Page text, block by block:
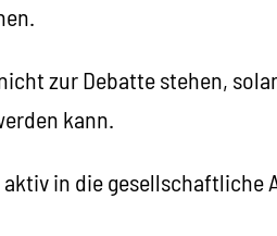
zur Debatte stehen,
kann.
in die gesellschaftliche